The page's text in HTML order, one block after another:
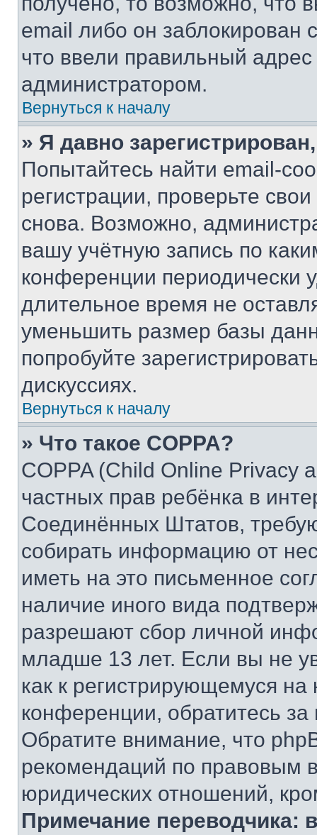
email либо он
что ввели правильный адрес
администратором.
Вернуться к началу
» Я давно
Попытайтесь найти email-
регистрации, проверьте
снова. Возможно,
вашу учётную запись по
конференции периодически
длительное время не
уменьшить размер базы
попробуйте
дискуссиях.
Вернуться к началу
» Что такое COPPA?
COPPA (Child Online Privacy
частных прав ребёнка в
Соединённых Штатов,
собирать информацию от
иметь на это письменное
наличие иного вида
разрешают сбор личной
младше 13 лет. Если вы не
как к регистрирующемуся
конференции, обратитесь
Обратите внимание, что
рекомендаций по правовым
юридических отношений,
Примечание переводчика: